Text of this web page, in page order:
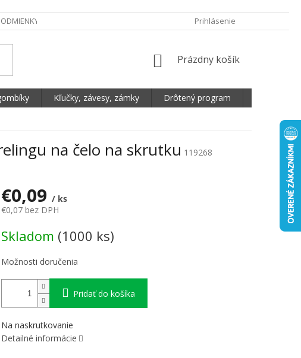
OCHRANY OSOBNÝCH ÚDAJOV DOPRAVA A PLATBA
Prihlásenie
NÁKUPNÝ KOŠÍK
Prázdny košík
Kľučky, závesy, zámky Drôtený program
na čelo na skrutku 119268
€0,09 / ks
€0,07 bez DPH
Skladom (1000 ks)
Možnosti doručenia
Pridať do košíka
Na naskrutkovanie
Detailné informácie